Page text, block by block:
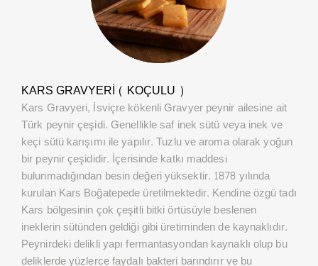
KARS GRAVYERI ( KOÇULU )
Kars Gravyeri, İsviçre kökenli Gravyer peynir ailesine ait
Türk peynir çeşidi. Genellikle saf inek sütü veya inek ve
keçi sütü karışımı ile yapılır. Tuzlu ve aroma olarak yoğun
bir peynir çeşididir. İçerisinde katkı maddesi
bulunmadığından besin değeri yüksektir. 1878 yılında
kurulan Kars Boğatepede üretilmektedir. Kendine özgü tadı
Kars bölgesinin çok çeşitli bitki örtüsüyle beslenen
ineklerin sütünden geldiği gibi üretiminden de kaynaklıdır.
Peynirdeki delikli yapı fermantasyondan kaynaklı olup bu
deliklerde yüzlerce faydalı bakteri barındırır ve bu